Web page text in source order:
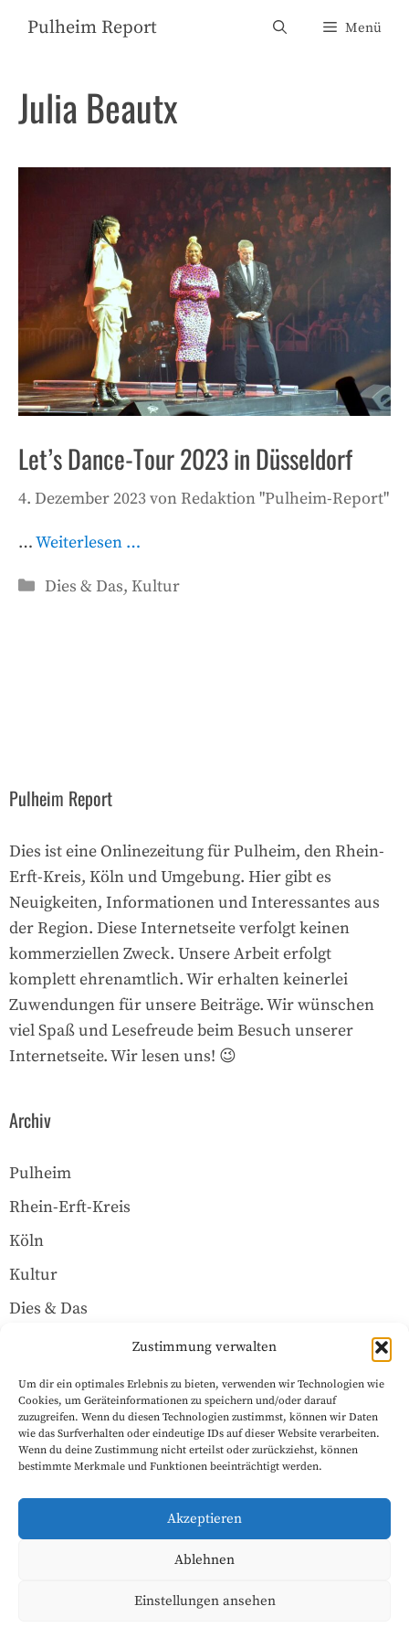
Zustimmung verwalten
Um dir ein optimales Erlebnis zu bieten, verwenden wir Technologien wie
Cookies, um Geräteinformationen zu speichern und/oder darauf
zuzugreifen. Wenn du diesen Technologien zustimmst, können wir Daten
wie das Surfverhalten oder eindeutige IDs auf dieser Website verarbeiten.
Wenn du deine Zustimmung nicht erteilst oder zurückziehst, können
bestimmte Merkmale und Funktionen beeinträchtigt werden.
Akzeptieren
Ablehnen
Einstellungen ansehen
InhaltPulheim Report Menü
Julia Beautx
Let’s Dance-Tour 2023 in Düsseldorf
4. Dezember 2023von Redaktion "Pulheim-Report"
…Weiterlesen …
Kategorien
Dies & Das, Kultur
Pulheim Report
Dies ist eine Onlinezeitung für Pulheim, den Rhein-
Erft-Kreis, Köln und Umgebung. Hier gibt es
Neuigkeiten, Informationen und Interessantes aus
der Region. Diese Internetseite verfolgt keinen
kommerziellen Zweck. Unsere Arbeit erfolgt
komplett ehrenamtlich. Wir erhalten keinerlei
Zuwendungen für unsere Beiträge. Wir wünschen
viel Spaß und Lesefreude beim Besuch unserer
Internetseite. Wir lesen uns! 😉
Archiv
Pulheim
Rhein-Erft-Kreis
Köln
Kultur
Dies & Das
Rechtliches
Datenschutzerklärung
Impressum
Cookie-Richtlinie (EU)